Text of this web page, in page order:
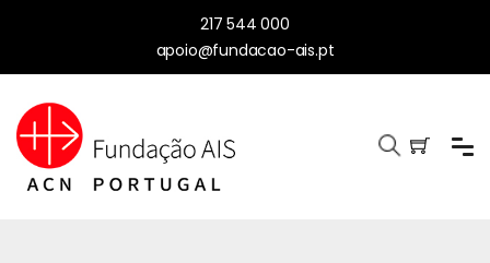
217 544 000
apoio@fundacao-ais.pt